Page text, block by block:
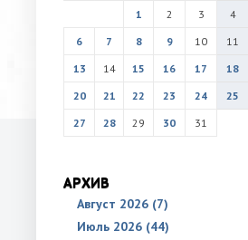
1
2 3 4
6
7 8 9 10 11
13
14 15 16 17 18
20
21 22 23 24 25
27
28 29 30 31
АРХИВ
Август 2026 (7)
Июль 2026 (44)